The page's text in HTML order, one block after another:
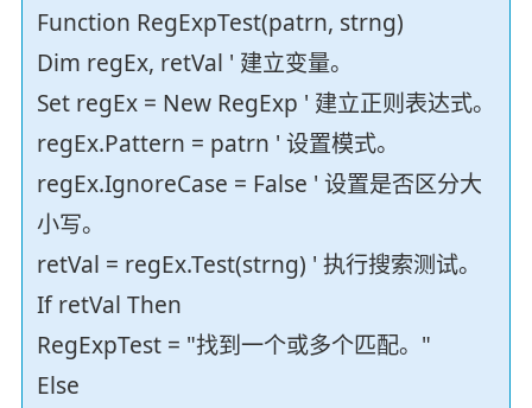
Function RegExpTest(patrn, strng)
Dim regEx, retVal ' 建立变量。
Set regEx = New RegExp ' 建立正则表达式。
regEx.Pattern = patrn ' 设置模式。
regEx.IgnoreCase = False ' 设置是否区分大
小写。
retVal = regEx.Test(strng) ' 执行搜索测试。
If retVal Then
RegExpTest = "找到一个或多个匹配。"
Else